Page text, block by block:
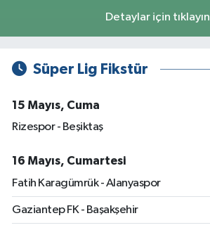
Detaylar için tıklayın
Süper Lig Fikstür
15 Mayıs, Cuma
Rizespor - Beşiktaş
16 Mayıs, Cumartesi
Fatih Karagümrük - Alanyaspor
Gaziantep FK - Başakşehir